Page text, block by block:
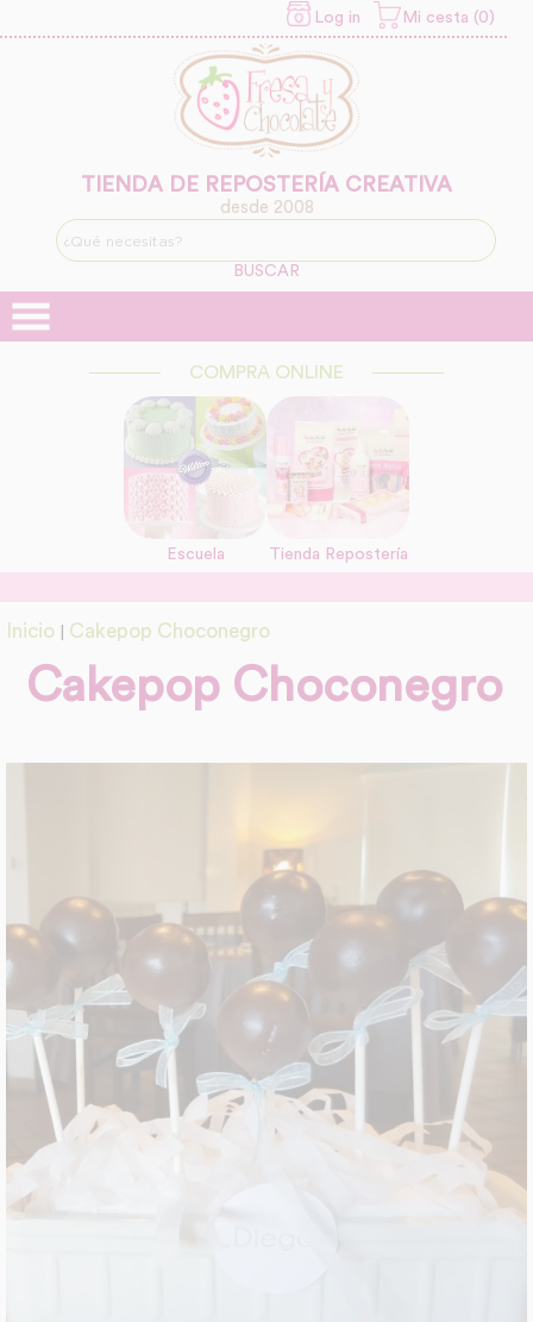
Log in Mi cesta (0)
TIENDA DE REPOSTERÍA CREATIVA
desde 2008
BUSCAR
COMPRA ONLINE
Escuela Tienda Repostería
Inicio Cakepop Choconegro
Cakepop Choconegro
INFORMACION SOBRE LA
PROTECCIÓN DE TUS
Legitimación:
Destinatarios:
link